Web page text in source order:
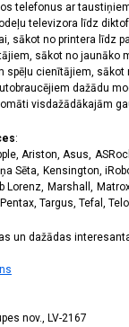
telefonus ar
televizora līdz
sākot no printera līdz
sākot no jaunāko
spēļu cienītājiem,
dažādu
visdažādākajām
:
Ariston, Asus,
Sēta, Kensington,
Marshall,
Targus, Tefal,
un dažādas
nov., LV-2167